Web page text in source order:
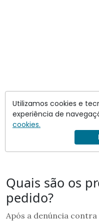
Quais são os
pedido?
Após a denúncia
Utilizamos cookies e
experiência de
cookies.